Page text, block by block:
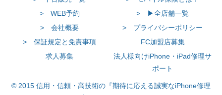
> WEB予約
> ▶全店舗一覧
> 会社概要
> プライバシーポリシー
> 保証規定と免責事項
FC加盟店募集
求人募集
法人様向けiPhone・iPad修理サ
ポート
© 2015 信用・信頼・高技術の『期待に応える誠実なiPhone修理